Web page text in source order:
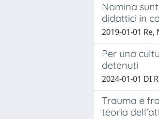
Nomina
didattici in
2019-01-01 Re,
Per una
detenuti
2024-01-01 DI
Trauma e
teoria